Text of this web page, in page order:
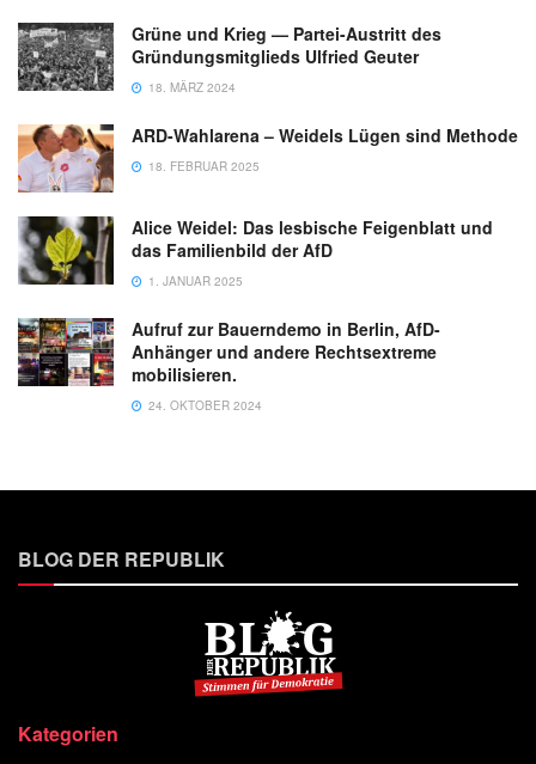
Grüne und Krieg — Partei-Austritt des
Gründungsmitglieds Ulfried Geuter
18. MÄRZ 2024
ARD-Wahlarena – Weidels Lügen sind Methode
18. FEBRUAR 2025
Alice Weidel: Das lesbische Feigenblatt und
das Familienbild der AfD
1. JANUAR 2025
Aufruf zur Bauerndemo in Berlin, AfD-
Anhänger und andere Rechtsextreme
mobilisieren.
24. OKTOBER 2024
BLOG DER REPUBLIK
Kategorien